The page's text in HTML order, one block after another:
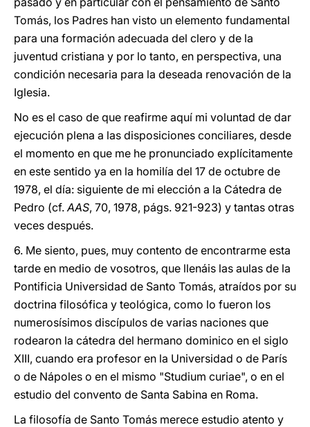
Tomás, los Padres han visto un elemento fundamental
para una formación adecuada del clero y de la
juventud cristiana y por lo tanto, en perspectiva, una
condición necesaria para la deseada renovación de la
Iglesia.
No es el caso de que reafirme aquí mi voluntad de dar
ejecución plena a las disposiciones conciliares, desde
el momento en que me he pronunciado explícitamente
en este sentido ya en la homilía del 17 de octubre de
1978, el día: siguiente de mi elección a la Cátedra de
Pedro (cf.AAS, 70, 1978, págs. 921-923) y tantas otras
veces después.
6. Me siento, pues, muy contento de encontrarme esta
tarde en medio de vosotros, que llenáis las aulas de la
Pontificia Universidad de Santo Tomás, atraídos por su
doctrina filosófica y teológica, como lo fueron los
numerosísimos discípulos de varias naciones que
rodearon la cátedra del hermano dominico en el siglo
XIII, cuando era profesor en la Universidad o de París
o de Nápoles o en el mismo "Studium curiae", o en el
estudio del convento de Santa Sabina en Roma.
La filosofía de Santo Tomás merece estudio atento y